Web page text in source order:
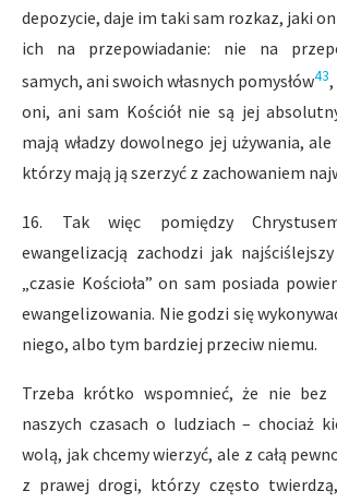
depozycie, daje im taki sam rozkaz, jaki on
ich na przepowiadanie: nie na
samych, ani swoich własnych pomysłów43
oni, ani sam Kościół nie są jej
mają władzy dowolnego jej używania,
którzy mają ją szerzyć z zachowaniem
16. Tak więc pomiędzy
ewangelizacją zachodzi jak
„czasie Kościoła” on sam posiada
ewangelizowania. Nie godzi się
niego, albo tym bardziej przeciw niemu.
Trzeba krótko wspomnieć, że nie bez
naszych czasach o ludziach – chociaż
wolą, jak chcemy wierzyć, ale z całą
z prawej drogi, którzy często